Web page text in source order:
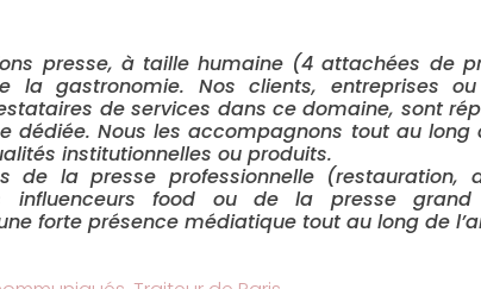
presse, à taille humaine (4 attachées de
gastronomie. Nos clients, entreprises ou
de services dans ce domaine, sont
dédiée. Nous les accompagnons tout au long
institutionnelles ou produits.
de la presse professionnelle (restauration,
influenceurs food ou de la presse
forte présence médiatique tout au long de